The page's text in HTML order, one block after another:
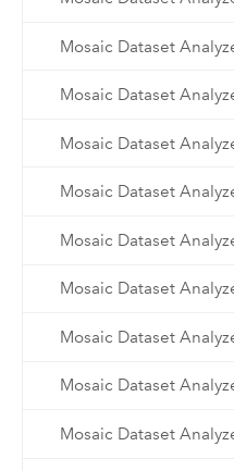
Mosaic Dataset
Mosaic Dataset
Mosaic Dataset
Mosaic Dataset
Mosaic Dataset
Mosaic Dataset
Mosaic Dataset
Mosaic Dataset
Mosaic Dataset